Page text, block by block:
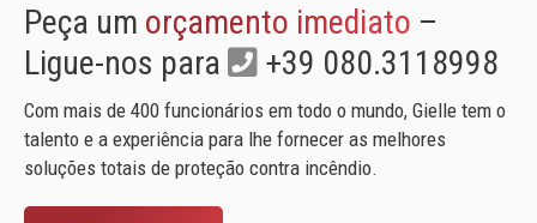
Peça um orçamento imediato –
Ligue-nos para
+39 080.3118998
Com mais de 400 funcionários em todo o mundo, Gielle tem o
talento e a experiência para lhe fornecer as melhores
soluções totais de proteção contra incêndio.